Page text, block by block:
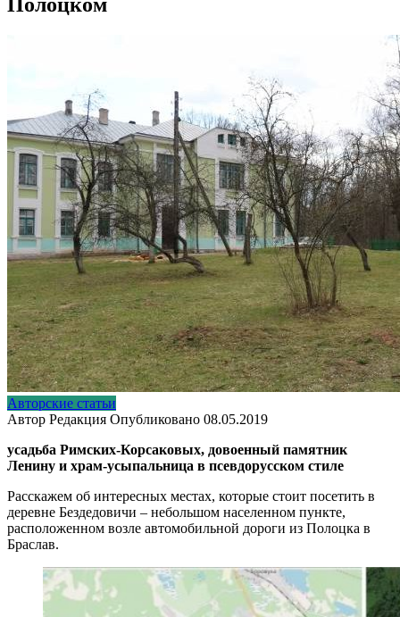
Авторские статьи
Автор Редакция Опубликовано 08.05.2019
усадьба Римских-Корсаковых, довоенный памятник
Ленину и храм-усыпальница в псевдорусском стиле
Расскажем об интересных местах, которые стоит посетить в
деревне Бездедовичи – небольшом населенном пункте,
расположенном возле автомобильной дороги из Полоцка в
Браслав.